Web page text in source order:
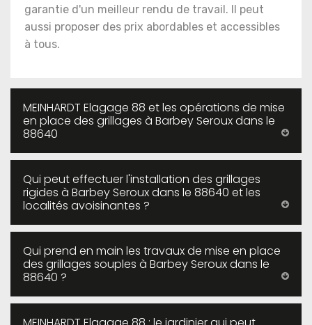
garantie d'un meilleur rendu de travail. Il peut
aussi proposer des prix abordables et accessibles
à tous.
MEINHARDT Elagage 88 et les opérations de mise
en place des grillages à Barbey Seroux dans le
88640
Qui peut effectuer l'installation des grillages
rigides à Barbey Seroux dans le 88640 et les
localités avoisinantes ?
Qui prend en main les travaux de mise en place
des grillages souples à Barbey Seroux dans le
88640 ?